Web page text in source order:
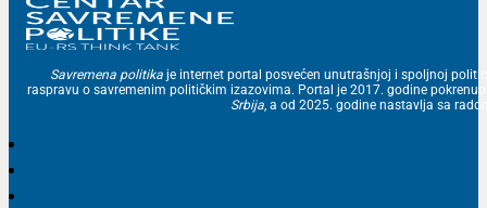
Savremena politika je internet portal posvećen unutrašnjoj i spoljnoj
raspravu o savremenim političkim izazovima. Portal je 2017. godine
Srbija, a od 2025. godine nastavlja sa